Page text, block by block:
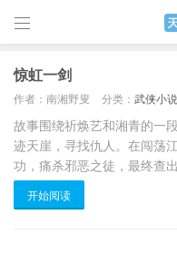

惊虹一剑
作者：南湘野叟 分类： 武侠小说
故事围绕祈焕艺和湘青的一
迹天崖，寻找仇人。在闯荡
功，痛杀邪恶之徒，最终查
节复杂，悬念、格斗场面惊
开始阅读